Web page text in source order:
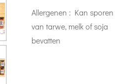
Allergenen : Kan sporen
van tarwe, melk of soja
bevatten